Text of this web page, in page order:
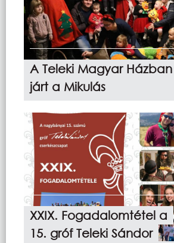
A Teleki Magyar Házban
járt a Mikulás
XXIX. Fogadalomtétel a
15. gróf Teleki Sándor